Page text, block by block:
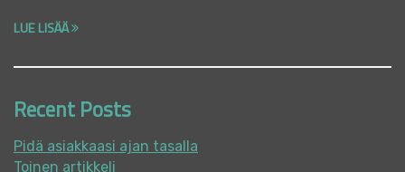
LUE LISÄÄ
Recent Posts
Pidä asiakkaasi ajan tasalla
Toinen artikkeli